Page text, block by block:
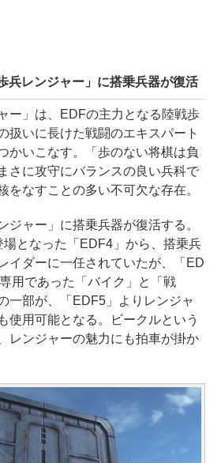
兵レンジャー」に搭乗兵器が復活
ー」は、EDFの主力となる陸戦歩
扱いに長けた戦闘のエキスパート
かいこなす。「歩のない将棋は負
さに攻守にバランスの良い兵科で
をなすことの多い不可欠な存在。
ャー」に搭乗兵器が復活する。
場となった「EDF4」から、搭乗兵
イダーに一任されていたが、「ED
用であった「バイク」と「戦
一部が、「EDF5」よりレンジャ
使用可能となる。ビークルという
レンジャーの魅力にも拍車が掛か